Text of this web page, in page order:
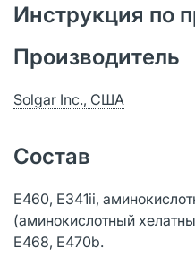
Инструкция по
Производитель
Solgar Inc., США
Состав
Е460, Е341ii,
(аминокислотный
Е468, Е470b.